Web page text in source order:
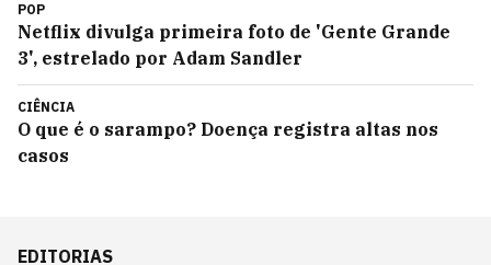
POP
Netflix divulga primeira foto de 'Gente Grande
3', estrelado por Adam Sandler
CIÊNCIA
O que é o sarampo? Doença registra altas nos
casos
EDITORIAS